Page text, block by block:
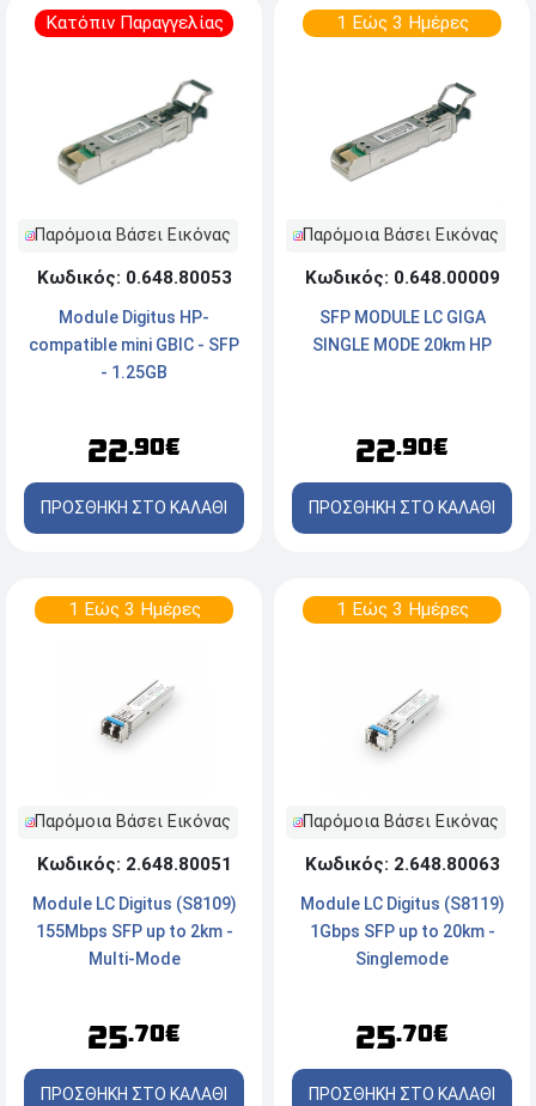
Κατόπιν Παραγγελίας
Παρόμοια Βάσει Εικόνας
Κωδικός: 0.648.80053
Module Digitus HP-
compatible mini GBIC - SFP
- 1.25GB
22.90€
ΠΡΟΣΘΗΚΗ ΣΤΟ ΚΑΛΑΘΙ
1 Εώς 3 Ημέρες
Παρόμοια Βάσει Εικόνας
Κωδικός: 0.648.00009
SFP MODULE LC GIGA
SINGLE MODE 20km HP
22.90€
ΠΡΟΣΘΗΚΗ ΣΤΟ ΚΑΛΑΘΙ
1 Εώς 3 Ημέρες
Παρόμοια Βάσει Εικόνας
Κωδικός: 2.648.80051
Module LC Digitus (S8109)
155Μbps SFP up to 2km -
Multi-Mode
25.70€
ΠΡΟΣΘΗΚΗ ΣΤΟ ΚΑΛΑΘΙ
1 Εώς 3 Ημέρες
Παρόμοια Βάσει Εικόνας
Κωδικός: 2.648.80063
Module LC Digitus (S8119)
1Gbps SFP up to 20km -
Singlemode
25.70€
ΠΡΟΣΘΗΚΗ ΣΤΟ ΚΑΛΑΘΙ